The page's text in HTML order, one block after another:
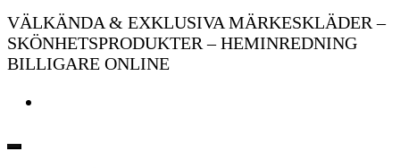
VÄLKÄNDA & EXKLUSIVA MÄRKESKLÄDER –
SKÖNHETSPRODUKTER – HEMINREDNING
BILLIGARE ONLINE